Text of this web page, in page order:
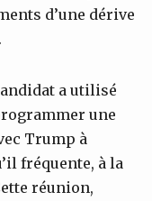
d’une dérive
a utilisé
une
Trump à
fréquente, à la
réunion,